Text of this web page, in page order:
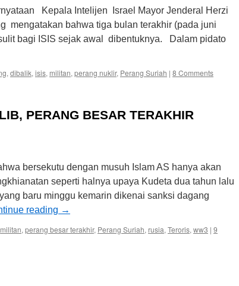
Kepala Intelijen Israel Mayor Jenderal Herzi
mengatakan bahwa tiga bulan terakhir (pada juni
bagi ISIS sejak awal dibentuknya. Dalam pidato
, dibalik, isis, militan, perang nuklir, Perang Suriah | 8 Comments
PERANG BESAR TERAKHIR
bersekutu dengan musuh Islam AS hanya akan
seperti halnya upaya Kudeta dua tahun lalu
baru minggu kemarin dikenai sanksi dagang
reading →
militan, perang besar terakhir, Perang Suriah, rusia, Teroris, ww3 | 9